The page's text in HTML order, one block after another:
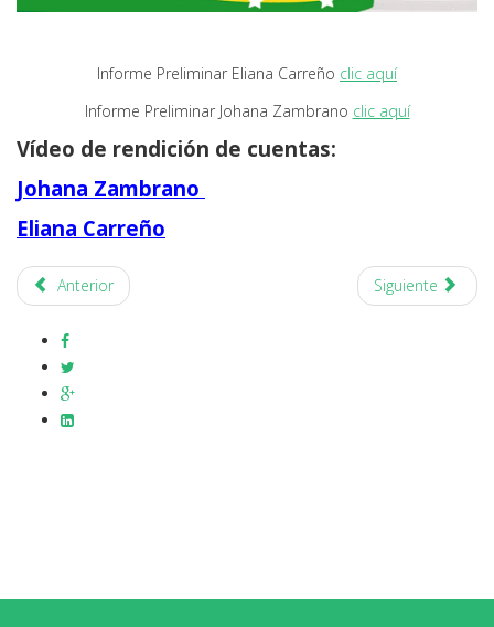
Informe Preliminar Eliana Carreño clic aquí
Informe Preliminar Johana Zambrano clic aquí
Vídeo de rendición de cuentas:
Johana Zambrano
Eliana Carreño
Anterior Siguiente